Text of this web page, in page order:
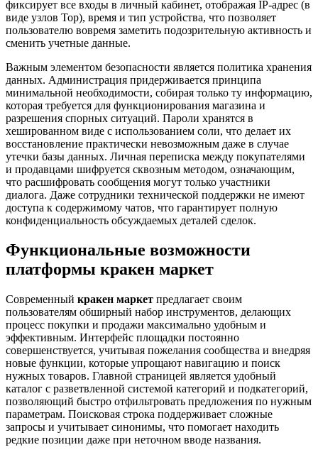
фиксирует все входы в личный кабинет, отображая IP-адрес (в
виде узлов Тор), время и тип устройства, что позволяет
пользователю вовремя заметить подозрительную активность и
сменить учетные данные.
Важным элементом безопасности является политика хранения
данных. Администрация придерживается принципа
минимальной необходимости, собирая только ту информацию,
которая требуется для функционирования магазина и
разрешения спорных ситуаций. Пароли хранятся в
хешированном виде с использованием соли, что делает их
восстановление практически невозможным даже в случае
утечки базы данных. Личная переписка между покупателями
и продавцами шифруется сквозным методом, означающим,
что расшифровать сообщения могут только участники
диалога. Даже сотрудники технической поддержки не имеют
доступа к содержимому чатов, что гарантирует полную
конфиденциальность обсуждаемых деталей сделок.
Функциональные возможности
платформы кракен маркет
Современный кракен маркет предлагает своим
пользователям обширный набор инструментов, делающих
процесс покупки и продажи максимально удобным и
эффективным. Интерфейс площадки постоянно
совершенствуется, учитывая пожелания сообщества и внедряя
новые функции, которые упрощают навигацию и поиск
нужных товаров. Главной страницей является удобный
каталог с разветвленной системой категорий и подкатегорий,
позволяющий быстро отфильтровать предложения по нужным
параметрам. Поисковая строка поддерживает сложные
запросы и учитывает синонимы, что помогает находить
редкие позиции даже при неточном вводе названия.